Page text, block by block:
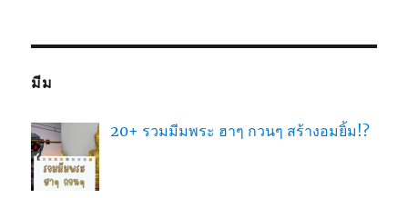
มีม
20+ รวมมีมพระ ฮาๆ กวนๆ สร้างอมยิ้ม!?